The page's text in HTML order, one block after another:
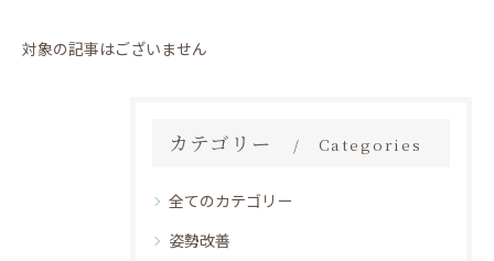
対象の記事はございません
カテゴリー Categories
全てのカテゴリー
姿勢改善